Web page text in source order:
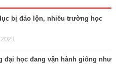
bị đảo lộn, nhiều trường học
đại học đang vận hành giống như